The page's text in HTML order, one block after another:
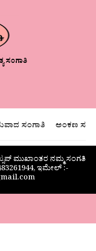
ಸಂಗಾತಿ
ಸಂಗಾತಿ ಅಂಕಣ
ಮುಖಾಂತರ ನಮ್ಮ ಸಂಗತಿ
ಇಮೇಲ್ :-